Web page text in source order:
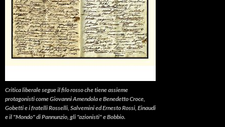
Critica liberalesegue il filo rosso che tiene assieme
protagonisti come Giovanni Amendola e Benedetto Croce,
Gobetti e i fratelli Rosselli, Salvemini ed Ernesto Rossi, Einaudi
e il "Mondo" di Pannunzio, gli "azionisti" e Bobbio.